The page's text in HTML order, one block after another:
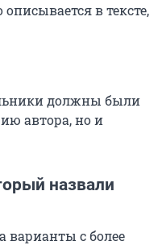
в тексте,
должны были
автора, но и
назвали
варианты с более